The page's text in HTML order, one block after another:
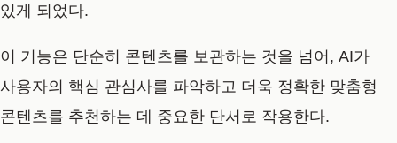
있게 되었다.
이 기능은 단순히 콘텐츠를 보관하는 것을 넘어, AI가
사용자의 핵심 관심사를 파악하고 더욱 정확한 맞춤형
콘텐츠를 추천하는 데 중요한 단서로 작용한다.